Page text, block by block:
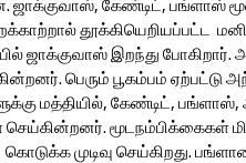
கேண்டிட், பங்ளாஸ்
தூக்கியெறியப்பட்ட
ஜாக்குவாஸ் இறந்து
பெரும் பூகம்பம் ஏற்பட்டு
மத்தியில், கேண்டிட்,
செய்கின்றனர். மூடநம்பிக்கைகள்
கொடுக்க முடிவு செய்கிறது.